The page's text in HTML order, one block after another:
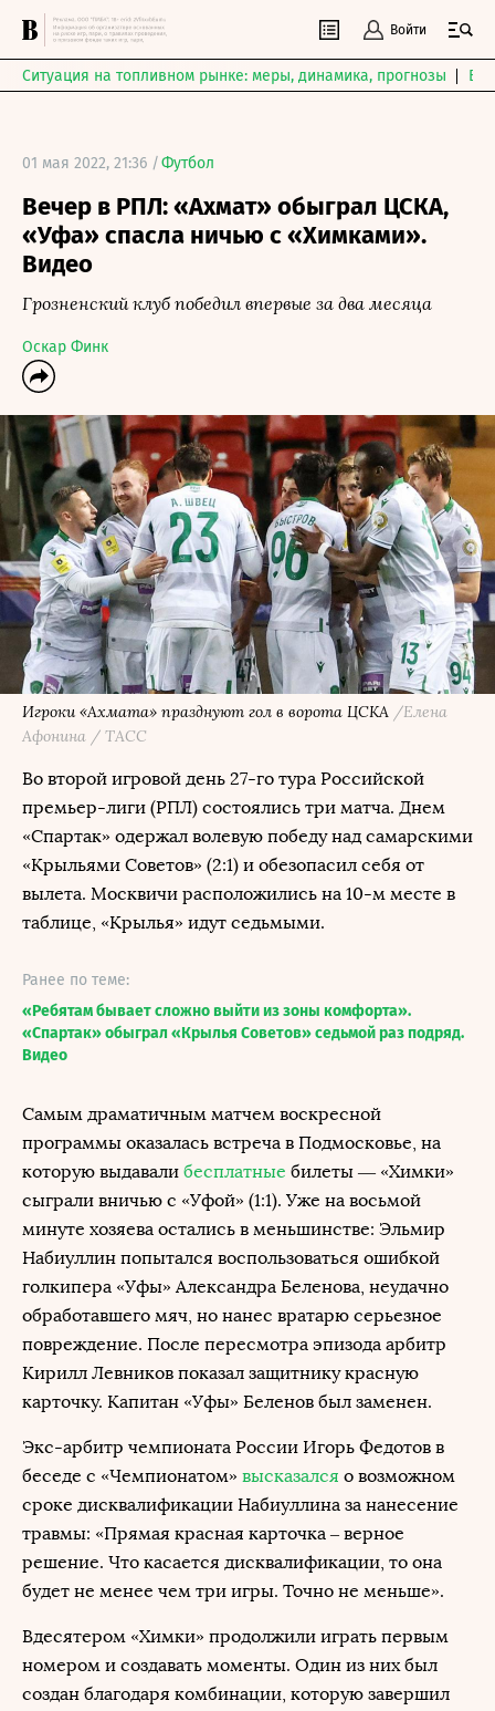
Войти
Ситуация на топливном рынке: меры, динамика, прогнозы
01 мая 2022, 21:36 /Футбол
Вечер в РПЛ: «Ахмат» обыграл ЦСКА,
«Уфа» спасла ничью с «Химками».
Видео
Грозненский клуб победил впервые за два месяца
Оскар Финк
Игроки «Ахмата» празднуют гол в ворота ЦСКА /Елена
Афонина / ТАСС
Во второй игровой день 27-го тура Российской
премьер-лиги (РПЛ) состоялись три матча. Днем
«Спартак» одержал волевую победу над самарскими
«Крыльями Советов» (2:1) и обезопасил себя от
вылета. Москвичи расположились на 10-м месте в
таблице, «Крылья» идут седьмыми.
Ранее по теме:
«Ребятам бывает сложно выйти из зоны комфорта».
«Спартак» обыграл «Крылья Советов» седьмой раз подряд.
Видео
Самым драматичным матчем воскресной
программы оказалась встреча в Подмосковье, на
которую выдавали бесплатные билеты — «Химки»
сыграли вничью с «Уфой» (1:1). Уже на восьмой
минуте хозяева остались в меньшинстве: Эльмир
Набиуллин попытался воспользоваться ошибкой
голкипера «Уфы» Александра Беленова, неудачно
обработавшего мяч, но нанес вратарю серьезное
повреждение. После пересмотра эпизода арбитр
Кирилл Левников показал защитнику красную
карточку. Капитан «Уфы» Беленов был заменен.
Экс-арбитр чемпионата России Игорь Федотов в
беседе с «Чемпионатом» высказался о возможном
сроке дисквалификации Набиуллина за нанесение
травмы: «Прямая красная карточка – верное
решение. Что касается дисквалификации, то она
будет не менее чем три игры. Точно не меньше».
Вдесятером «Химки» продолжили играть первым
номером и создавать моменты. Один из них был
создан благодаря комбинации, которую завершил